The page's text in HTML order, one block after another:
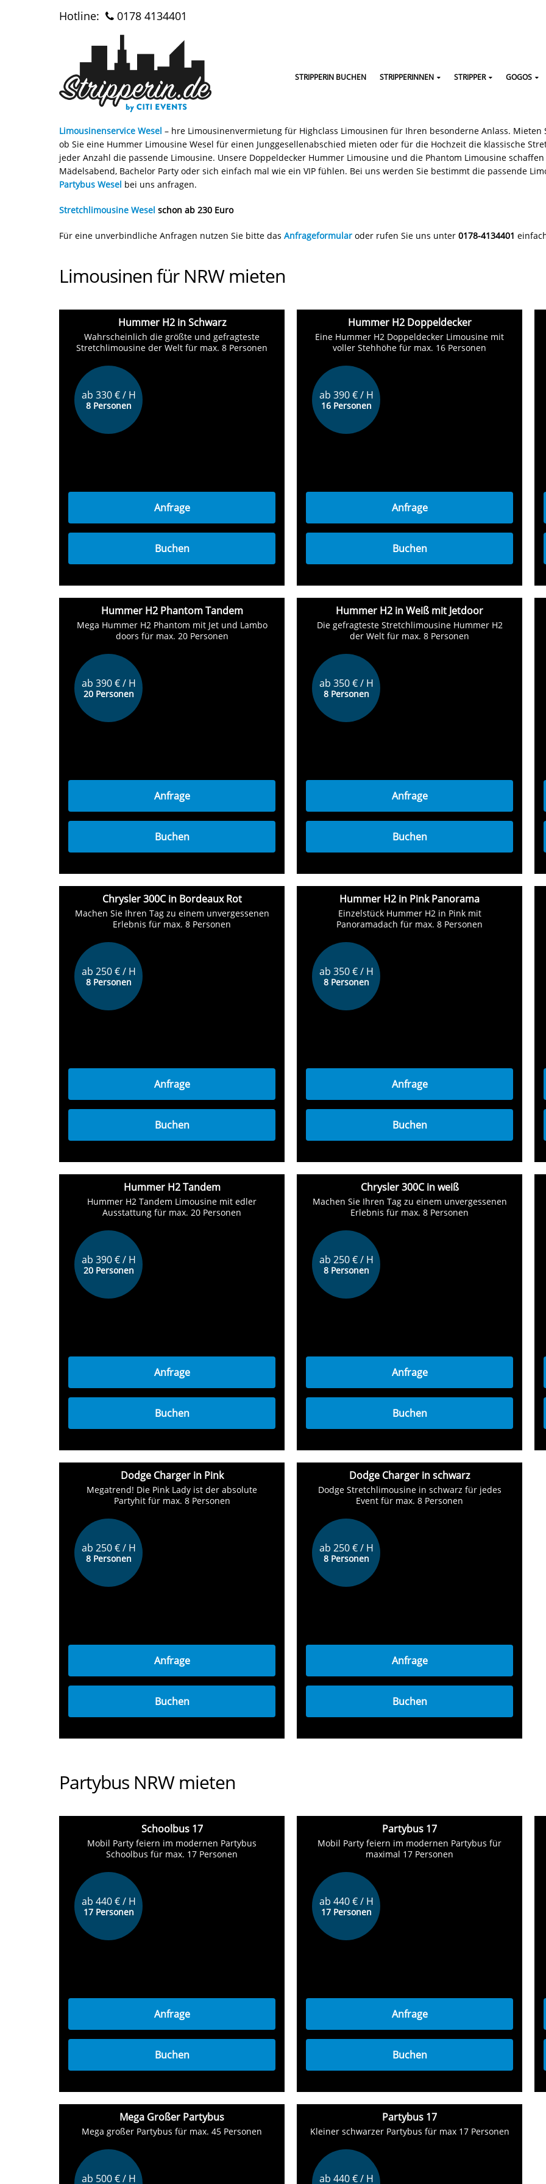
Hotline: 0178 4134401
STRIPPERIN BUCHEN STRIPPERINNEN STRIPPER GOGOS
Limousinenservice Wesel – hre Limousinenvermietung für Highclass Limousinen für Ihren besonderne Anlass. Mieten
ob Sie eine Hummer Limousine Wesel für einen Junggesellenabschied mieten oder für die Hochzeit die klassische
jeder Anzahl die passende Limousine. Unsere Doppeldecker Hummer Limousine und die Phantom Limousine
Mädelsabend, Bachelor Party oder sich einfach mal wie ein VIP fühlen. Bei uns werden Sie bestimmt die passende
Partybus Wesel bei uns anfragen.
Stretchlimousine Wesel schon ab 230 Euro
Für eine unverbindliche Anfragen nutzen Sie bitte das Anfrageformular oder rufen Sie uns unter 0178-4134401
Limousinen für NRW mieten
Hummer H2 in Schwarz
Wahrscheinlich die größte und gefragteste
Stretchlimousine der Welt für max. 8 Personen
ab 330 € / H
8 Personen
Anfrage
Buchen
Hummer H2 Phantom Tandem
Mega Hummer H2 Phantom mit Jet und Lambo
doors für max. 20 Personen
ab 390 € / H
20 Personen
Anfrage
Buchen
Chrysler 300C in Bordeaux Rot
Machen Sie Ihren Tag zu einem unvergessenen
Erlebnis für max. 8 Personen
ab 250 € / H
8 Personen
Anfrage
Buchen
Hummer H2 Tandem
Hummer H2 Tandem Limousine mit edler
Ausstattung für max. 20 Personen
ab 390 € / H
20 Personen
Anfrage
Buchen
Dodge Charger in Pink
Megatrend! Die Pink Lady ist der absolute
Partyhit für max. 8 Personen
ab 250 € / H
8 Personen
Anfrage
Buchen
Hummer H2 Doppeldecker
Eine Hummer H2 Doppeldecker Limousine mit
voller Stehhöhe für max. 16 Personen
ab 390 € / H
16 Personen
Anfrage
Buchen
Hummer H2 in Weiß mit Jetdoor
Die gefragteste Stretchlimousine Hummer H2
der Welt für max. 8 Personen
ab 350 € / H
8 Personen
Anfrage
Buchen
Hummer H2 in Pink Panorama
Einzelstück Hummer H2 in Pink mit
Panoramadach für max. 8 Personen
ab 350 € / H
8 Personen
Anfrage
Buchen
Chrysler 300C in weiß
Machen Sie Ihren Tag zu einem unvergessenen
Erlebnis für max. 8 Personen
ab 250 € / H
8 Personen
Anfrage
Buchen
Dodge Charger in schwarz
Dodge Stretchlimousine in schwarz für jedes
Event für max. 8 Personen
ab 250 € / H
8 Personen
Anfrage
Buchen
Partybus NRW mieten
Schoolbus 17
Mobil Party feiern im modernen Partybus
Schoolbus für max. 17 Personen
ab 440 € / H
17 Personen
Anfrage
Buchen
Mega Großer Partybus
Mega großer Partybus für max. 45 Personen
ab 500 € / H
Partybus 17
Mobil Party feiern im modernen Partybus für
maximal 17 Personen
ab 440 € / H
17 Personen
Anfrage
Buchen
Partybus 17
Kleiner schwarzer Partybus für max 17 Personen
ab 440 € / H